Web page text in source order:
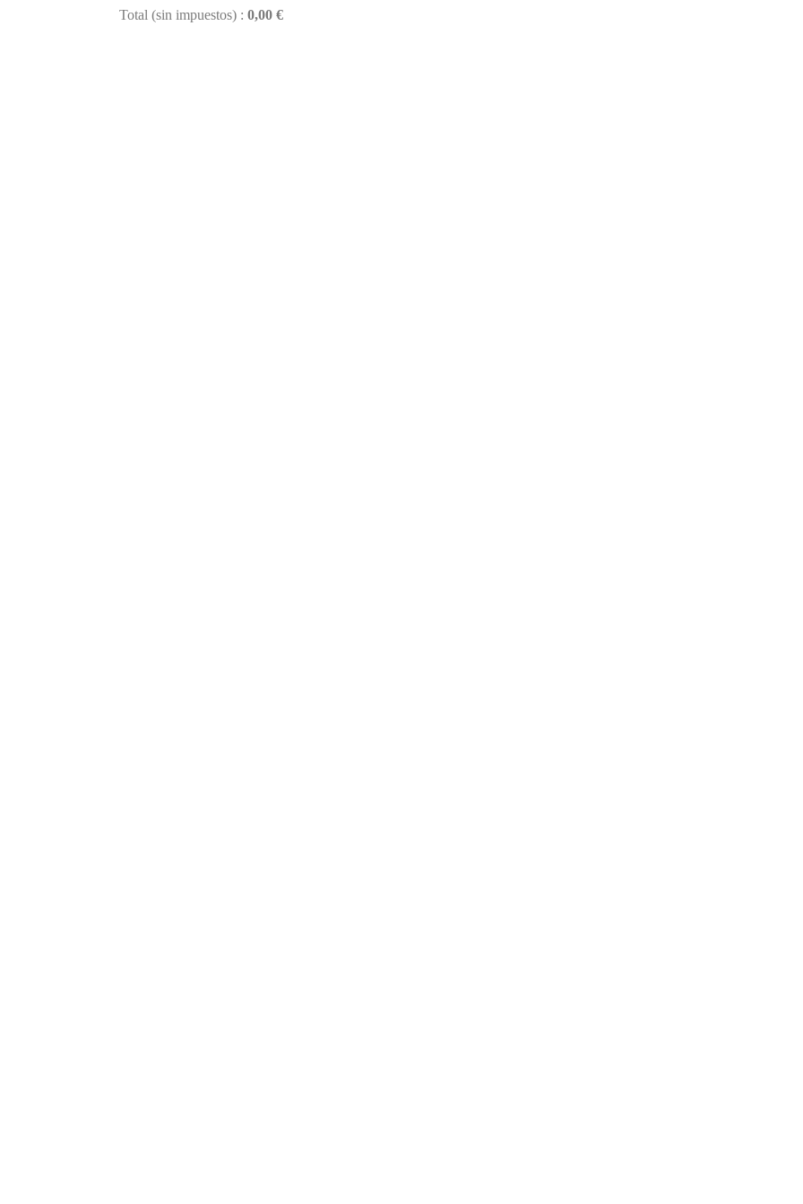
Total (sin impuestos) : 0,00 €